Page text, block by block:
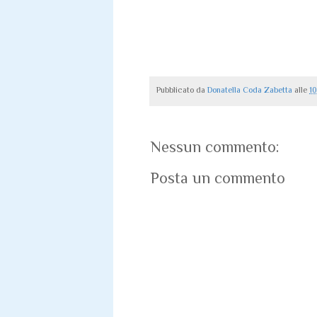
Pubblicato da Donatella Coda Zabetta alle
Nessun commento:
Posta un commento